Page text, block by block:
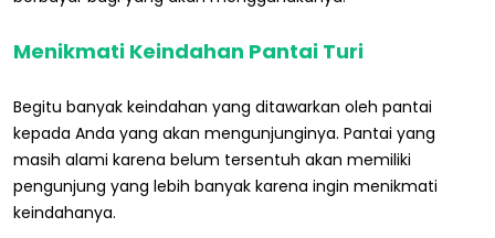
Menikmati Keindahan Pantai Turi
Begitu banyak keindahan yang ditawarkan oleh pantai
kepada Anda yang akan mengunjunginya. Pantai yang
masih alami karena belum tersentuh akan memiliki
pengunjung yang lebih banyak karena ingin menikmati
keindahanya.